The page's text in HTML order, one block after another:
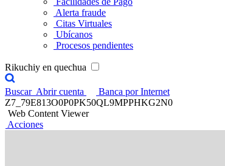
Alerta fraude
Citas Virtuales
Ubícanos
Procesos pendientes
Rikuchiy en quechua
Buscar Abrir cuenta
Banca por Internet
Z7_79E813O0P0PK50QL9MPPHKG2N0
Web Content Viewer
Acciones